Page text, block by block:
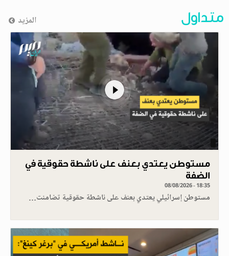
متداول المزيد
مستوطن يعتدي بعنف على ناشطة حقوقية في
الضفة
08/08/2026 - 18:35
مستوطن إسرائيلي يعتدي بعنف على ناشطة حقوقية تضامنت…